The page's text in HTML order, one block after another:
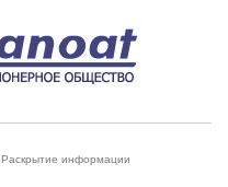
Раскрытие информации